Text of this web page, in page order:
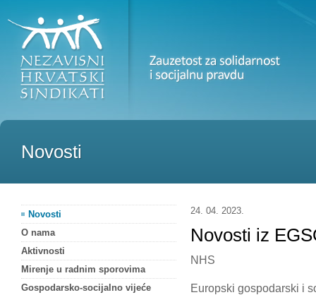
Novosti
24. 04. 2023.
Novosti iz
NHS
Europski gospodarski i
Novosti
O nama
Aktivnosti
Mirenje u radnim sporovima
Gospodarsko-socijalno vijeće